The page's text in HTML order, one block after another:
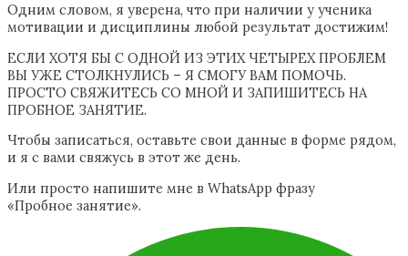
Одним словом, я уверена, что при наличии у ученика
мотивации и дисциплины любой результат достижим!
ЕСЛИ ХОТЯ БЫ С ОДНОЙ ИЗ ЭТИХ ЧЕТЫРЕХ ПРОБЛЕМ
ВЫ УЖЕ СТОЛКНУЛИСЬ – Я СМОГУ ВАМ ПОМОЧЬ.
ПРОСТО СВЯЖИТЕСЬ СО МНОЙ И ЗАПИШИТЕСЬ НА
ПРОБНОЕ ЗАНЯТИЕ.
Чтобы записаться, оставьте свои данные в форме рядом,
и я с вами свяжусь в этот же день.
Или просто напишите мне в WhatsApp фразу
«Пробное занятие».